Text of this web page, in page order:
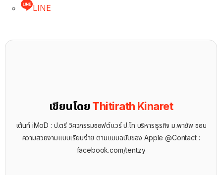
LINE
เขียนโดย Thitirath Kinaret
เต้นท์ iMoD : ป.ตรี วิศวกรรมซอฟต์แวร์ ป.โท บริหารธุรกิจ ม.พายัพ ชอบ
ความสวยงามแบบเรียบง่าย ตามแบบฉบับของ Apple @Contact :
facebook.com/tentzy